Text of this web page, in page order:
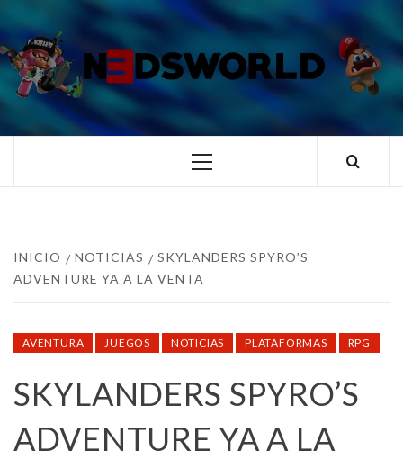
al
contenido
TUS ESPECIALISTAS EN NINTENDO
Menú
INICIO NOTICIAS
SKYLANDERS SPYRO’S
ADVENTURE YA A LA VENTA
AVENTURA JUEGOS NOTICIAS PLATAFORMAS RPG
SKYLANDERS SPYRO’S
ADVENTURE YA A LA